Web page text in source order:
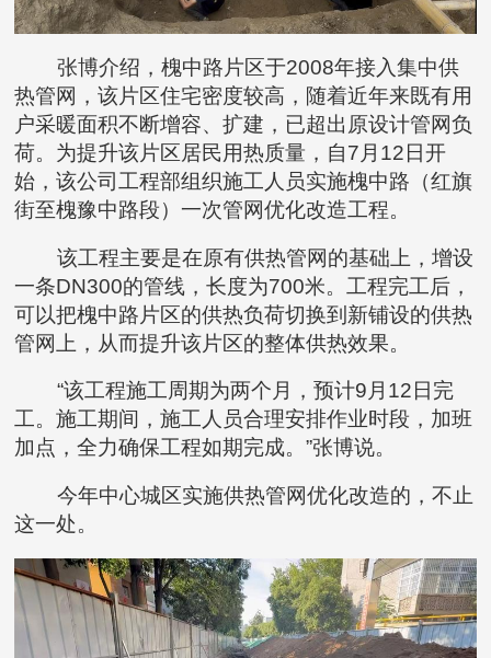
张博介绍，槐中路片区于2008年接入集中供
热管网，该片区住宅密度较高，随着近年来既有用
户采暖面积不断增容、扩建，已超出原设计管网负
荷。为提升该片区居民用热质量，自7月12日开
始，该公司工程部组织施工人员实施槐中路（红旗
街至槐豫中路段）一次管网优化改造工程。
该工程主要是在原有供热管网的基础上，增设
一条DN300的管线，长度为700米。工程完工后，
可以把槐中路片区的供热负荷切换到新铺设的供热
管网上，从而提升该片区的整体供热效果。
“该工程施工周期为两个月，预计9月12日完
工。施工期间，施工人员合理安排作业时段，加班
加点，全力确保工程如期完成。”张博说。
今年中心城区实施供热管网优化改造的，不止
这一处。